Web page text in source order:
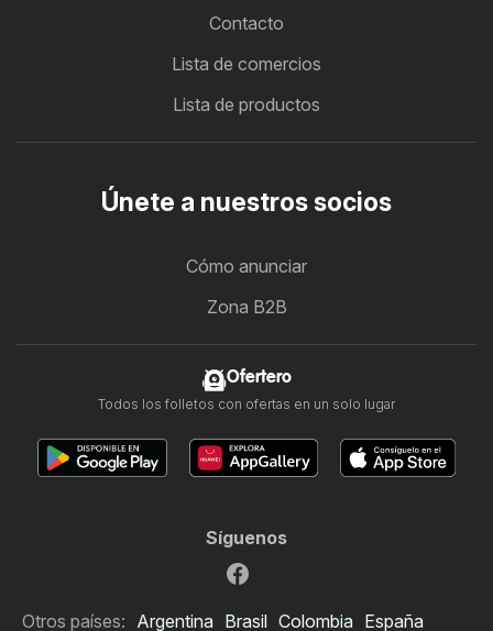
Contacto
Lista de comercios
Lista de productos
Únete a nuestros socios
Cómo anunciar
Zona B2B
Ofertero
Todos los folletos con ofertas en un solo lugar
Síguenos
Otros países: Argentina Brasil Colombia España